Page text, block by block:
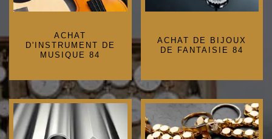
ACHAT
D'INSTRUMENT DE
MUSIQUE 84
ACHAT DE BIJOUX
DE FANTAISIE 84